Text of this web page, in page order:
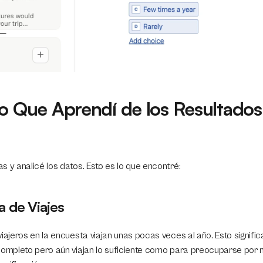
Que Aprendí de los
y analicé los datos. Esto es lo que encontré:
de Viajes
en la encuesta viajan unas pocas veces al año. Esto
pero aún viajan lo suficiente como para preocuparse por